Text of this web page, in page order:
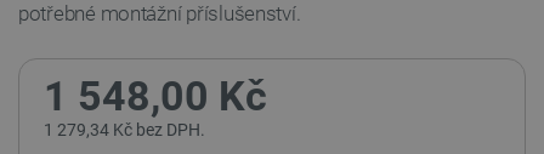
potřebné montážní příslušenství.
1 548,00 Kč
1 279,34 Kč bez DPH.